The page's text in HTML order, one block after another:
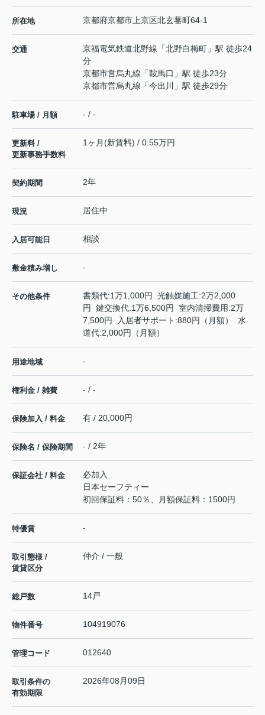
所在地 京都府京都市上京区北玄蕃町64-1
交通 京福電気鉄道北野線 「北野白梅町 」駅 徒歩24
分
京都市営烏丸線 「鞍馬口 」駅 徒歩23分
京都市営烏丸線 「今出川 」駅 徒歩29分
駐車場 / 月額 - / -
更新料 /
更新事務手数料
1ヶ月(新賃料) / 0.55万円
契約期間 2年
現況 居住中
入居可能日 相談
敷金積み増し -
その他条件
書類代:1万1,000円 光触媒施工:2万2,000
円 鍵交換代:1万6,500円 室内清掃費用:2万
7,500円 入居者サポート:880円（月額） 水
道代:2,000円（月額）
用途地域 -
権利金 / 雑費 - / -
保険加入 / 料金 有 / 20,000円
保険名 / 保険期間 - / 2年
保証会社 / 料金
必加入
日本セーフティー
初回保証料：50％、月額保証料：1500円
特優賃 -
取引態様 /
賃貸区分
仲介 / 一般
総戸数 14戸
物件番号 104919076
管理コード 012640
取引条件の
有効期限
2026年08月09日